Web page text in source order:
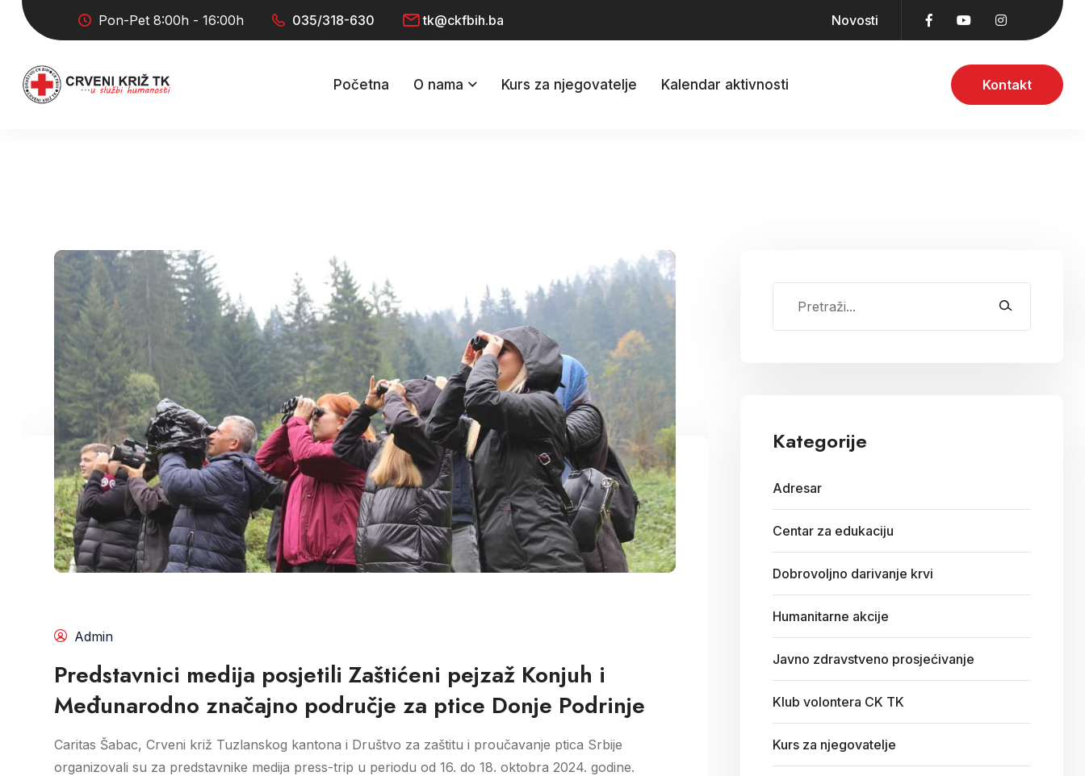
Pon-Pet 8:00h - 16:00h 035/318-630 tk@ckfbih.ba Novosti
Početna O nama Kurs za njegovatelje Kalendar aktivnosti Kontakt
Kategorije
Adresar
Centar za edukaciju
Dobrovoljno darivanje krvi
Humanitarne akcije
Javno zdravstveno prosjećivanje
Klub volontera CK TK
Kurs za njegovatelje
Admin
Predstavnici medija posjetili Zaštićeni pejzaž Konjuh i
Međunarodno značajno područje za ptice Donje Podrinje
Caritas Šabac, Crveni križ Tuzlanskog kantona i Društvo za zaštitu i proučavanje ptica Srbije
organizovali su za predstavnike medija press-trip u periodu od 16. do 18. oktobra 2024. godine.